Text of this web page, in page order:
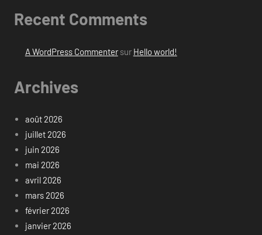
Recent Comments
A WordPress Commentersur Hello world!
Archives
août 2026
juillet 2026
juin 2026
mai 2026
avril 2026
mars 2026
février 2026
janvier 2026